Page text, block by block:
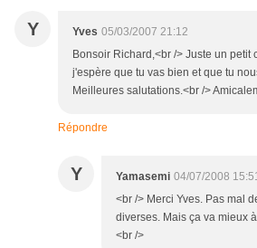
Y Yves 05/03/2007 21:12
Bonsoir Richard,<br /> Juste un petit
j'espère que tu vas bien et que tu
Meilleures salutations.<br />
Répondre
Y Yamasemi 04/07/2008
<br /> Merci Yves. Pas mal
diverses. Mais ça va mieux
<br />